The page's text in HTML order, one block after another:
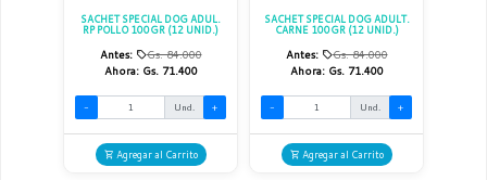
SACHET SPECIAL DOG ADUL.
RP POLLO 100GR (12 UNID.)
Antes:
Gs. 84.000
Ahora: Gs. 71.400
- Und. +
Agregar al Carrito
SACHET SPECIAL DOG ADULT.
CARNE 100GR (12 UNID.)
Antes:
Gs. 84.000
Ahora: Gs. 71.400
- Und. +
Agregar al Carrito